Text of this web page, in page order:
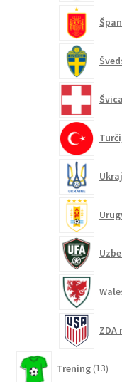
ZDA
Trening 13